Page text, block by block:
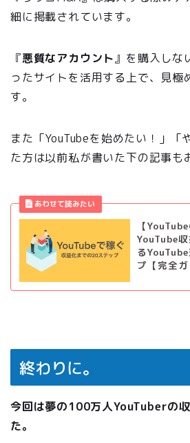
細に掲載されています。
『悪質なアカウント』を購入しな
ったサイトを活用する上で、見極
す。
また「YouTubeを始めたい！」「
た方は以前私が書いた下の記事も
【
YouTube
る
プ【完全ガ
終わりに。
今回は夢の100万人YouTuberの
た。